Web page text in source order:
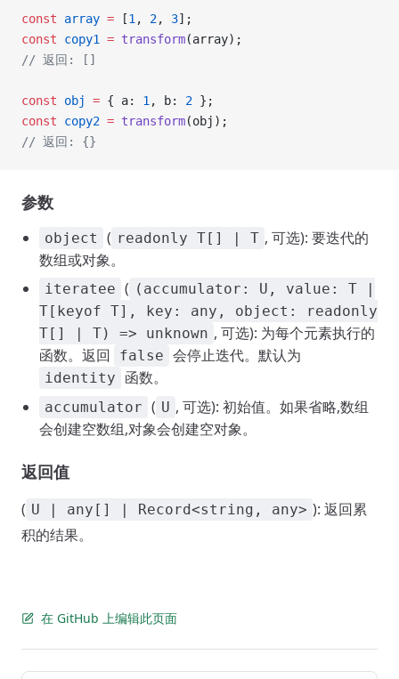
const array = [1 , 2, 3];
const copy1 = transform(array);
// 返回: []
const obj = { a: 1 , b: 2 };
const copy2 = transform(obj);
// 返回: {}
参数
object ( readonly T[] | T , 可选): 要迭代的
数组或对象。
iteratee ( (accumulator: U, value: T |
T[keyof T], key: any, object: readonly
T[] | T) => unknown , 可选): 为每个元素执行的
函数。返回
false 会停止迭代。默认为
identity 函数。
accumulator ( U , 可选): 初始值。如果省略,数组
会创建空数组,对象会创建空对象。
返回值
( U | any[] | Record<string, any> ): 返回累
积的结果。
在 GitHub 上编辑此页面